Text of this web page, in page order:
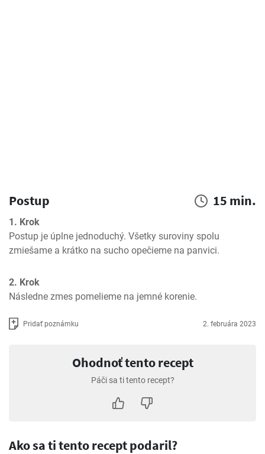
Postup 15 min.
1. Krok
Postup je úplne jednoduchý. Všetky suroviny spolu
zmiešame a krátko na sucho opečieme na panvici.
2. Krok
Následne zmes pomelieme na jemné korenie.
Pridať poznámku 2. februára 2023
Ohodnoť tento recept
Páči sa ti tento recept?
Ako sa ti tento recept podaril?